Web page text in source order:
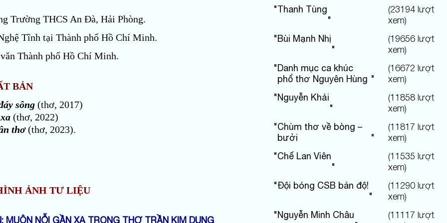
Trường THCS An Đà, Hải Phòng.
Tĩnh tại Thành phố Hồ Chí Minh.
Thành phố Hồ Chí Minh.
BẢN
sông (thơ, 2017)
(thơ, 2022)
thơ(thơ, 2023).
ẢNH TƯ LIỆU
MUÔN NỖI GẦN XA TRONG THƠ TRẦN KIM DUNG
"Thanh Tùng
"
(23194lượt
xem)
"Bùi Mạnh Nhị
"
(19656lượt
xem)
"Danh mục ca khúc
phổ thơ Nguyên Hùng "
(16672 lượt
xem)
"Nguyễn Khải
"
(11858lượt
xem)
"Chùm thơ về bòng –
bưởi
"
(11817 lượt
xem)
"Chế Lan Viên
"
(11535 lượt
xem)
"Đội bóng CSB bán độ!
"
(11290lượt
xem)
"Nguyễn Minh Châu
(11117 lượt